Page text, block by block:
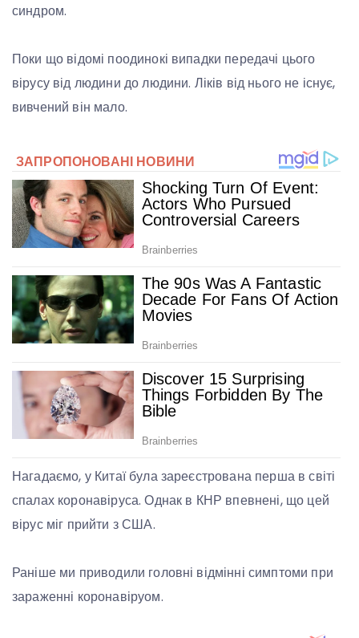
синдром.
Поки що відомі поодинокі випадки передачі цього
вірусу від людини до людини. Ліків від нього не існує,
вивчений він мало.
Нагадаємо, у Китаї була зареєстрована перша в світі
спалах коронавіруса. Однак в КНР впевнені, що цей
вірус міг прийти з США.
Раніше ми приводили головні відмінні симптоми при
зараженні коронавіруом.